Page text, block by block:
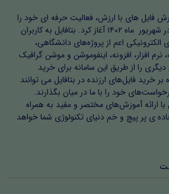
فایل های با ارزش، فعالیت حرفه ای خود را
با اخذ مجوزهای مربوطه در شهریور ماه ۱۴۰۲ آغاز کرد. بتافایل به کاربران
اعم از پروژه‌های دانشگاهی،
نرم افزار، افزونه، اینفوموشن و موشن گرافیک
دیگری را از طریق این سامانه برای خرید
بر خرید فایل‌های ارزنده در بتافایل می توانند
خود را با ما در میان بگذارند.
ارائه آموزش‌های مختصر و مفید به همراه
ی پر پیچ و خم دنیای تکنولوژی شما خواهد